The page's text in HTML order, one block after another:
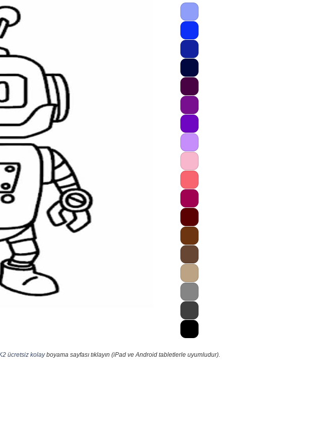
ücretsiz kolayboyama sayfası tıklayın (iPad ve Android tabletlerle uyumludur).